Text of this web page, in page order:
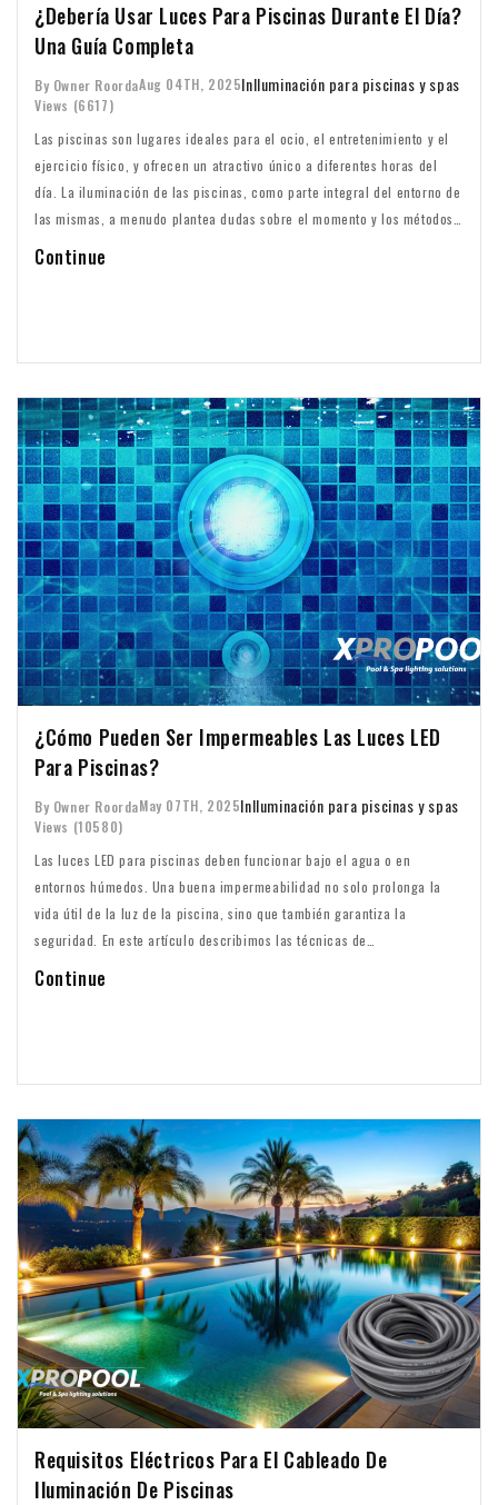
¿Debería Usar Luces Para Piscinas Durante El Día?
Una Guía Completa
By Owner RoordaAug 04TH, 2025InIluminación para piscinas y spas
Views (6617)
Las piscinas son lugares ideales para el ocio, el entretenimiento y el
ejercicio físico, y ofrecen un atractivo único a diferentes horas del
día. La iluminación de las piscinas, como parte integral del entorno de
las mismas, a menudo plantea dudas sobre el momento y los métodos
óptimos de uso. Aunque la luz del día parece proporcionar una
Continue
¿Cómo Pueden Ser Impermeables Las Luces LED
Para Piscinas?
By Owner RoordaMay 07TH, 2025InIluminación para piscinas y spas
Views (10580)
Las luces LED para piscinas deben funcionar bajo el agua o en
entornos húmedos. Una buena impermeabilidad no solo prolonga la
vida útil de la luz de la piscina, sino que también garantiza la
seguridad. En este artículo describimos las técnicas de
impermeabilidad más utilizadas para las luces LED para piscinas y
Continue
Requisitos Eléctricos Para El Cableado De
Iluminación De Piscinas